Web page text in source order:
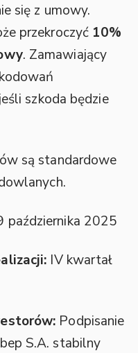
się z umowy.
przekroczyć 10%
. Zamawiający
szkoda będzie
są standardowe
października 2025
IV kwartał
Podpisanie
S.A. stabilny